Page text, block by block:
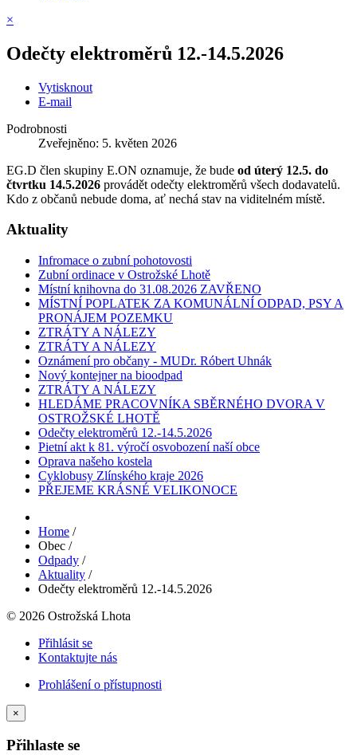
×
Odečty elektroměrů 12.-14.5.2026
Vytisknout
E-mail
Podrobnosti
Zveřejněno: 5. květen 2026
EG.D člen skupiny E.ON oznamuje, že bude od úterý 12.5. do
čtvrtku 14.5.2026 provádět odečty elektroměrů všech dodavatelů.
Kdo z občanů nebude doma, ať nechá stav na viditelném místě.
Aktuality
Infromace o zubní pohotovosti
Zubní ordinace v Ostrožské Lhotě
Místní knihovna do 31.08.2026 ZAVŘENO
MÍSTNÍ POPLATEK ZA KOMUNÁLNÍ ODPAD, PSY A
PRONÁJEM POZEMKU
ZTRÁTY A NÁLEZY
ZTRÁTY A NÁLEZY
Oznámení pro občany - MUDr. Róbert Uhnák
Nový kontejner na bioodpad
ZTRÁTY A NÁLEZY
HLEDÁME PRACOVNÍKA SBĚRNÉHO DVORA V
OSTROŽSKÉ LHOTĚ
Odečty elektroměrů 12.-14.5.2026
Pietní akt k 81. výročí osvobození naší obce
Oprava našeho kostela
Cyklobusy Zlínského kraje 2026
PŘEJEME KRÁSNÉ VELIKONOCE
Home /
Obec /
Odpady /
Aktuality /
Odečty elektroměrů 12.-14.5.2026
© 2026 Ostrožská Lhota
Přihlásit se
Kontaktujte nás
Prohlášení o přístupnosti
×
Přihlaste se